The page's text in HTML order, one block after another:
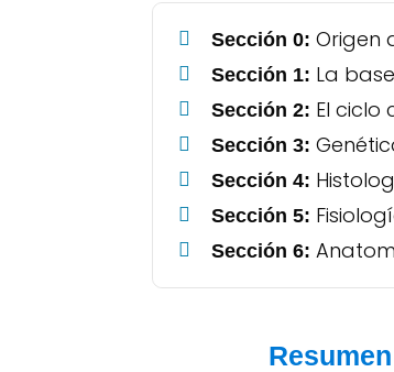
Sección 0: Origen
Sección 1: La
Sección 2: El ciclo
Sección 3:
Sección 4:
Sección 5:
Sección 6: